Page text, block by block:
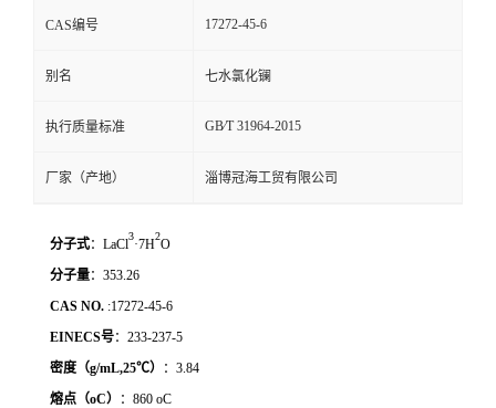
CAS编号 17272-45-6
别名 七水氯化镧
执行质量标准 GB∕T 31964-2015
厂家（产地） 淄博冠海工贸有限公司
分子式： LaCl
3
·7H
2
O
分子量： 353.26
CAS NO. :17272-45-6
EINECS号：233-237-5
密度（g/mL,25℃）
：3.84
熔点（oC）
：860 oC